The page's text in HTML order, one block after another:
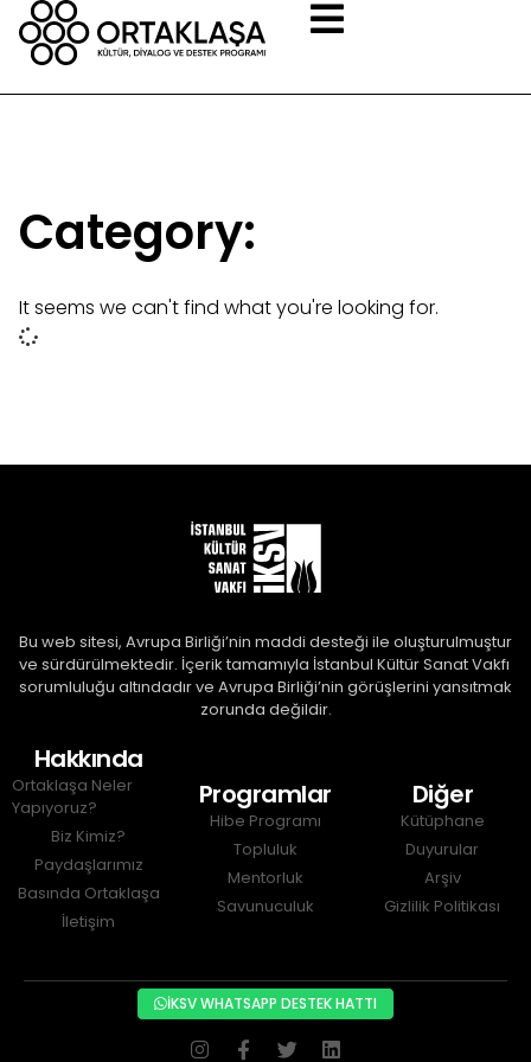
Category:
It seems we can't find what you're looking for.
Bu web sitesi, Avrupa Birliği’nin maddi desteği ile oluşturulmuştur
ve sürdürülmektedir. İçerik tamamıyla İstanbul Kültür Sanat Vakfı
sorumluluğu altındadır ve Avrupa Birliği’nin görüşlerini yansıtmak
zorunda değildir.
Hakkında
Ortaklaşa Neler
Yapıyoruz?
Biz Kimiz?
Paydaşlarımız
Basında Ortaklaşa
İletişim
Programlar
Hibe Programı
Topluluk
Mentorluk
Savunuculuk
Diğer
Kütüphane
Duyurular
Arşiv
Gizlilik Politikası
İKSV WHATSAPP DESTEK HATTI